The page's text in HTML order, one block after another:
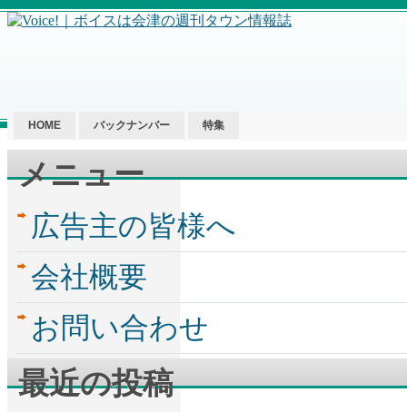
HOME バックナンバー 特集
メニュー
広告主の皆様へ
会社概要
お問い合わせ
最近の投稿